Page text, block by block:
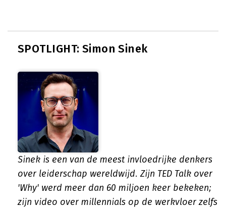
SPOTLIGHT: Simon Sinek
Sinek is een van de meest invloedrijke denkers
over leiderschap wereldwijd. Zijn TED Talk over
'Why' werd meer dan 60 miljoen keer bekeken;
zijn video over millennials op de werkvloer zelfs